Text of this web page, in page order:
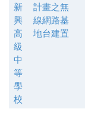
新
興
高
級
中
等
學
校
計畫之無
線網路基
地台建置